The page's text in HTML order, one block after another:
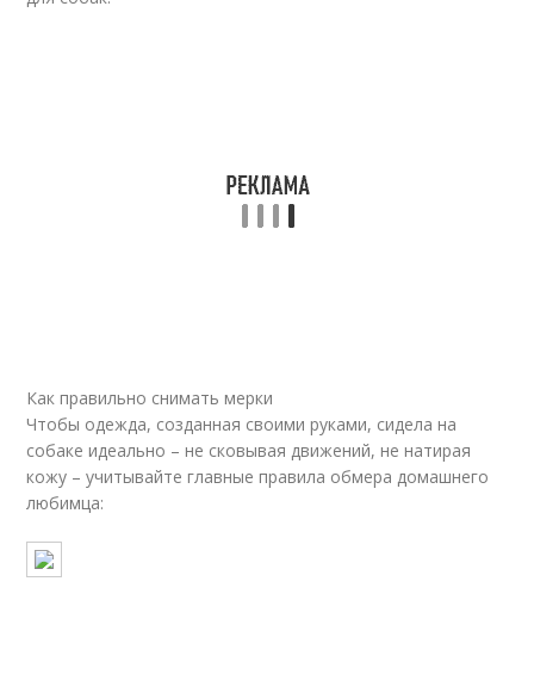
Как правильно снимать мерки
Чтобы одежда, созданная своими руками, сидела на
собаке идеально – не сковывая движений, не натирая
кожу – учитывайте главные правила обмера домашнего
любимца: